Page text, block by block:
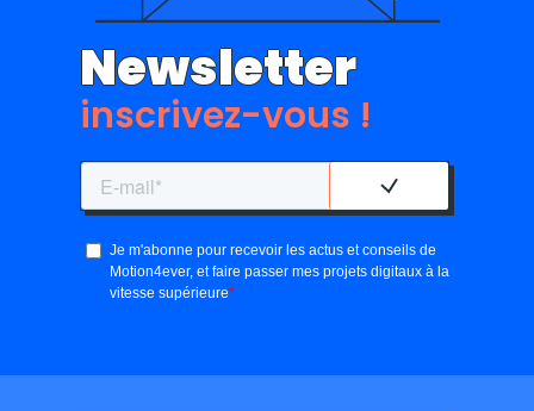
Newsletter
inscrivez-vous !